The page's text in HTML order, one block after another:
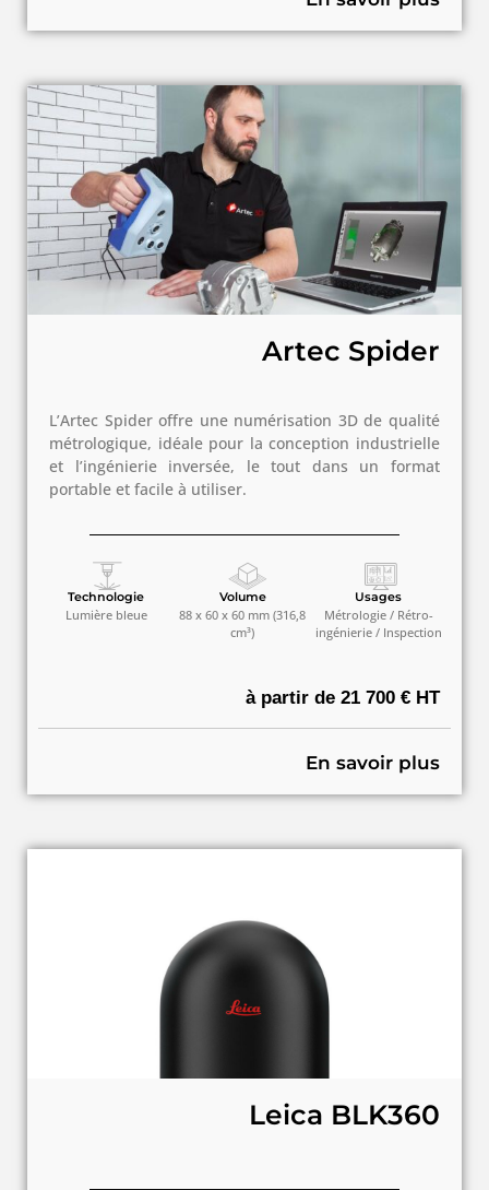
Artec Spider
L’Artec Spider offre une numérisation 3D de qualité
métrologique, idéale pour la conception industrielle
et l’ingénierie inversée, le tout dans un format
portable et facile à utiliser.
Technologie
Lumière bleue
Volume
88 x 60 x 60 mm (316,8
cm³)
Usages
Métrologie / Rétro-
ingénierie / Inspection
à partir de 21 700 € HT
En savoir plus
Leica BLK360